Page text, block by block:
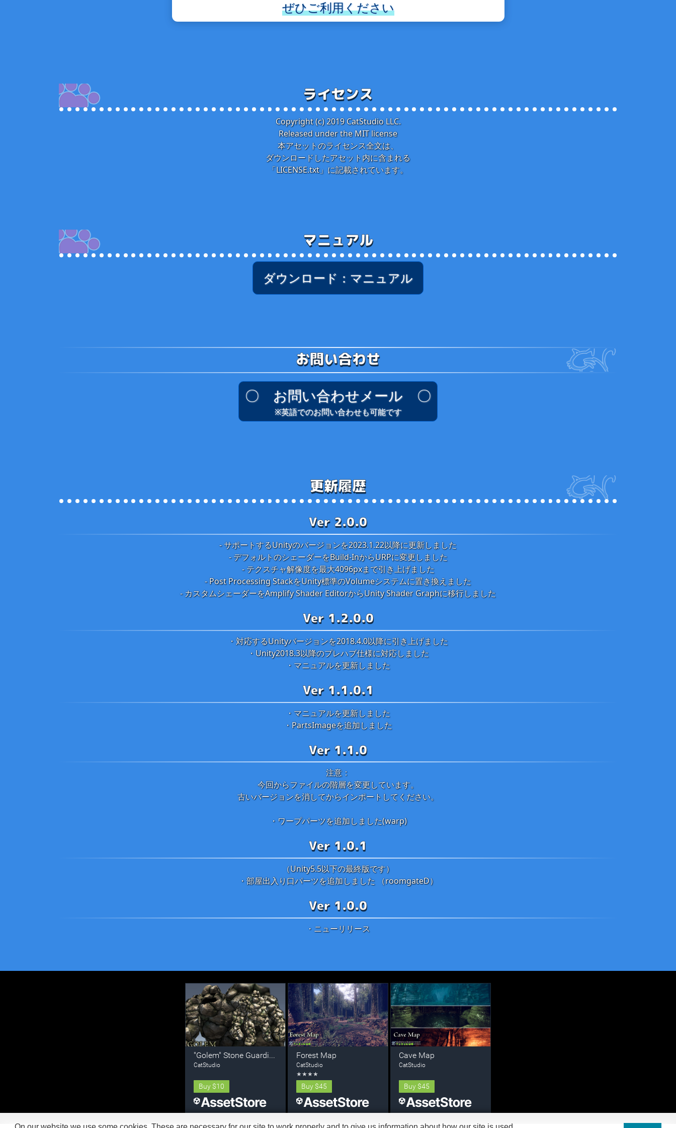
ぜひご利用ください
ライセンス
Copyright (c) 2019 CatStudio LLC.
Released under the MIT license
本アセットのライセンス全文は、
ダウンロードしたアセット内に含まれる
「LICENSE.txt」に記載されています。
マニュアル
ダウンロード：マニュアル
お問い合わせ
〇 お問い合わせメール 〇
※英語でのお問い合わせも可能です
更新履歴
Ver 2.0.0
- サポートするUnityのバージョンを2023.1.22以降に更新しました
- デフォルトのシェーダーをBuild-InからURPに変更しました
- テクスチャ解像度を最大4096pxまで引き上げました
- Post Processing StackをUnity標準のVolumeシステムに置き換えました
- カスタムシェーダーをAmplify Shader EditorからUnity Shader Graphに移行しました
Ver 1.2.0.0
・対応するUnityバージョンを2018.4.0以降に引き上げました
・Unity2018.3以降のプレハブ仕様に対応しました
・マニュアルを更新しました
Ver 1.1.0.1
・マニュアルを更新しました
・PartsImageを追加しました
Ver 1.1.0
注意：
今回からファイルの階層を変更しています。
古いバージョンを消してからインポートしてください。
・ワープパーツを追加しました(warp)
Ver 1.0.1
（Unity5.5以下の最終版です）
・部屋出入り口パーツを追加しました （roomgateD）
Ver 1.0.0
・ニューリリース